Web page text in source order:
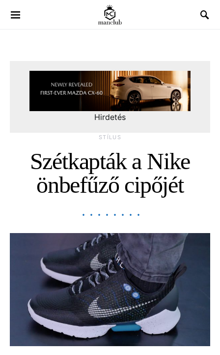
Hirdetés
STÍLUS
Szétkapták a Nike
önbefűző cipőjét